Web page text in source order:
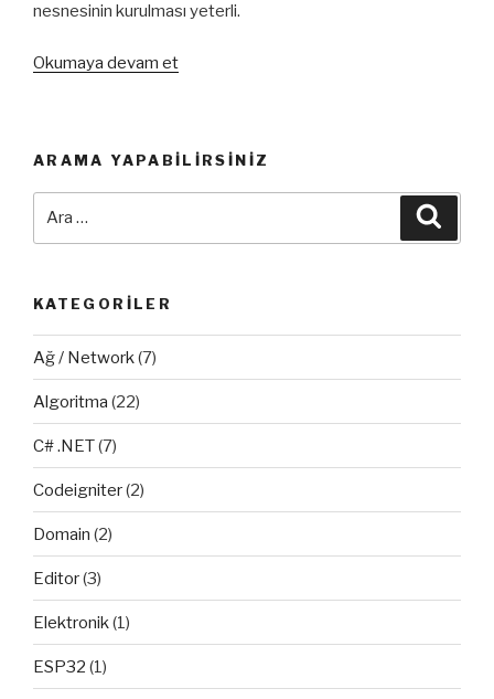
nesnesinin kurulması yeterli.
Okumaya devam et“Oracle
8.1.7
or
Hatası
ARAMA YAPABILIRSINIZ
KATEGORILER
Ağ / Network(7)
Algoritma (22)
C# .NET(7)
Codeigniter(2)
Domain (2)
Editor(3)
Elektronik(1)
ESP32 (1)